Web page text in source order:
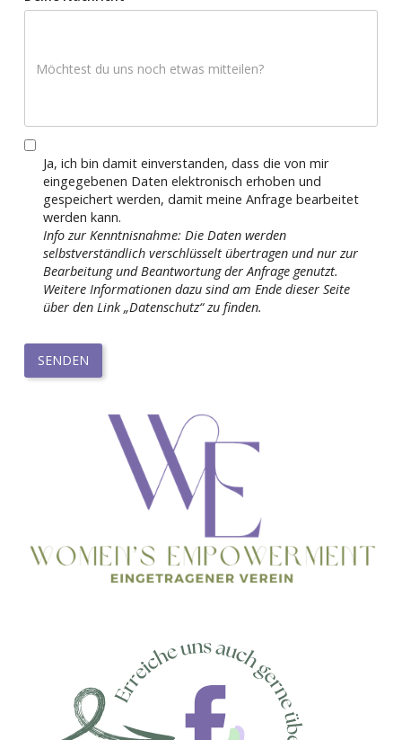
Ja, ich bin damit einverstanden, dass die von mir
eingegebenen Daten elektronisch erhoben und
gespeichert werden, damit meine Anfrage bearbeitet
werden kann.
Info zur Kenntnisnahme: Die Daten werden
selbstverständlich verschlüsselt übertragen und nur zur
Bearbeitung und Beantwortung der Anfrage genutzt.
Weitere Informationen dazu sind am Ende dieser Seite
über den Link „Datenschutz“ zu finden.